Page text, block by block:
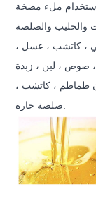
ملء مضخة
والحليب والصلصة
، كاتشب ، عسل ،
صوص ، لبن ، زبدة
طماطم ، كاتشب ،